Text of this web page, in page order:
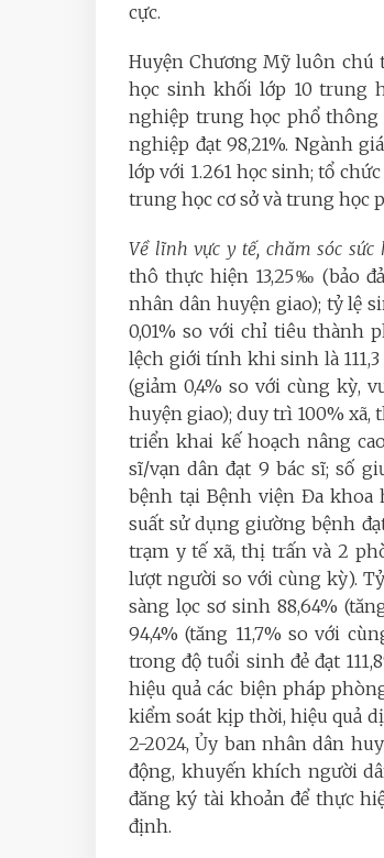
cực.
Huyện Chương Mỹ luôn
học sinh khối lớp 10 trung
nghiệp trung học phổ thông
nghiệp đạt 98,21%. Ngành
lớp với 1.261 học sinh; tổ
trung học cơ sở và trung học
Về lĩnh vực y tế, chăm sóc
thô thực hiện 13,25‰ (bảo
nhân dân huyện giao); tỷ lệ
0,01% so với chỉ tiêu thành
lệch giới tính khi sinh là
(giảm 0,4% so với cùng kỳ,
huyện giao); duy trì 100% xã,
triển khai kế hoạch nâng
sĩ/vạn dân đạt 9 bác sĩ; số
bệnh tại Bệnh viện Đa khoa
suất sử dụng giường bệnh
trạm y tế xã, thị trấn và 2
lượt người so với cùng kỳ).
sàng lọc sơ sinh 88,64%
94,4% (tăng 11,7% so với
trong độ tuổi sinh đẻ đạt
hiệu quả các biện pháp
kiểm soát kịp thời, hiệu quả
2-2024, Ủy ban nhân dân
động, khuyến khích người
đăng ký tài khoản để thực
định.